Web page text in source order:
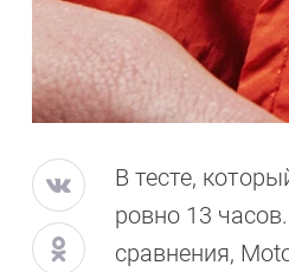
В тесте,
ровно 13
сравнения,